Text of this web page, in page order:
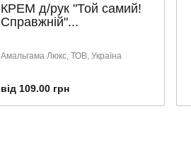
КРЕМ д/рук "Той самий!
Справжній"...
Амальгама Люкс, ТОВ, Україна
від 109.00 грн